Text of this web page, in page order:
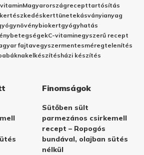
vitaminMagyarországrecepttartósítás
kertészkedéskerttünetekásványianyag
biokertgyógyhatás
betegségekC-vitaminegyszerű recept
fajtavegyszermentesméregtelenítés
elkészítésházi készítés
Finomságok
Sütőben sült
parmezános csirkemell
recept – Ropogós
bundával, olajban sütés
nélkül